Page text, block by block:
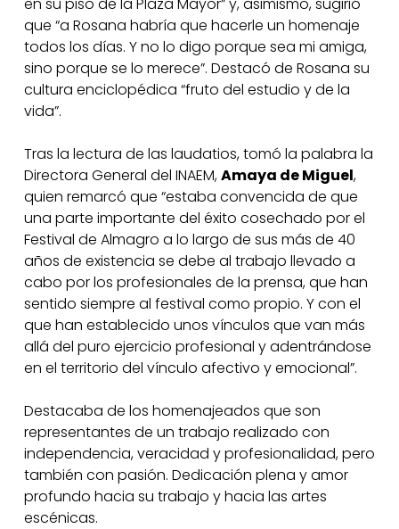
que “a Rosana habría que hacerle un homenaje
todos los días. Y no lo digo porque sea mi amiga,
sino porque se lo merece”. Destacó de Rosana su
cultura enciclopédica “fruto del estudio y de la
vida”.
Tras la lectura de las laudatios, tomó la palabra la
Directora General del INAEM,Amaya de Miguel,
quien remarcó que “estaba convencida de que
una parte importante del éxito cosechado por el
Festival de Almagro a lo largo de sus más de 40
años de existencia se debe al trabajo llevado a
cabo por los profesionales de la prensa, que han
sentido siempre al festival como propio. Y con el
que han establecido unos vínculos que van más
allá del puro ejercicio profesional y adentrándose
en el territorio del vínculo afectivo y emocional”.
Destacaba de los homenajeados que son
representantes de un trabajo realizado con
independencia, veracidad y profesionalidad, pero
también con pasión. Dedicación plena y amor
profundo hacia su trabajo y hacia las artes
escénicas.